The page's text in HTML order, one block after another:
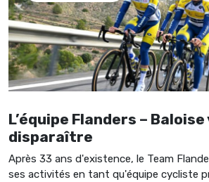
L’équipe Flanders – Baloise
disparaître
Après 33 ans d'existence, le Team
ses activités en tant qu'équipe cycliste